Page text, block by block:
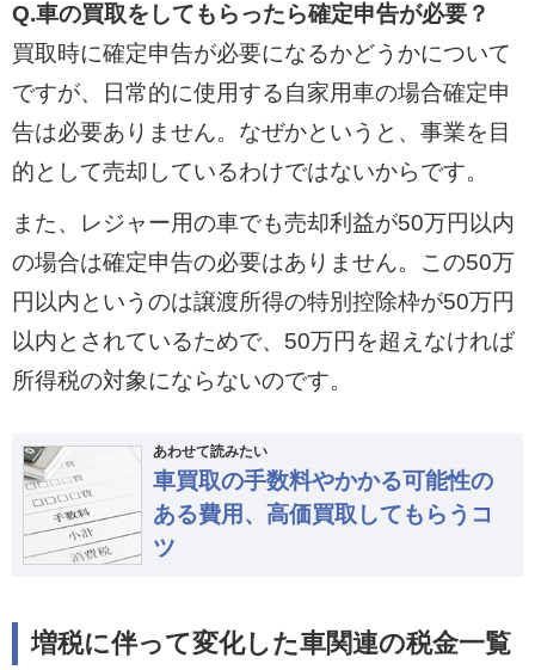
Q.車の買取をしてもらったら確定申告が必要？
買取時に確定申告が必要になるかどうかについて
ですが、日常的に使用する自家用車の場合確定申
告は必要ありません。なぜかというと、事業を目
的として売却しているわけではないからです。
また、レジャー用の車でも売却利益が50万円以内
の場合は確定申告の必要はありません。この50万
円以内というのは譲渡所得の特別控除枠が50万円
以内とされているためで、50万円を超えなければ
所得税の対象にならないのです。
あわせて読みたい
車買取の手数料やかかる可能性の
ある費用、高価買取してもらうコ
ツ
増税に伴って変化した車関連の税金一覧